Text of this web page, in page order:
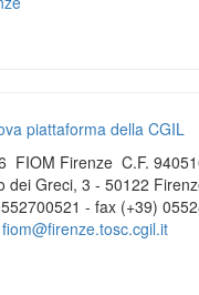
FIOM Firenze C.F.
dei Greci, 3 - 50122
- fax (+39)
fiom@firenze.tosc.cgil.it